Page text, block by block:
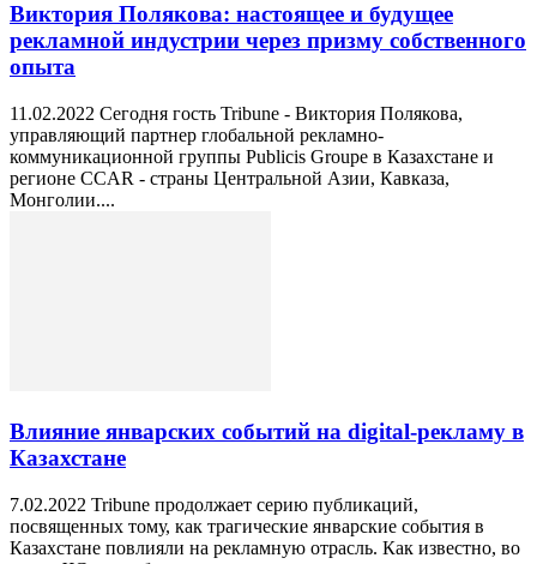
Виктория Полякова: настоящее и будущее
рекламной индустрии через призму собственного
опыта
11.02.2022 Сегодня гость Tribune - Виктория Полякова,
управляющий партнер глобальной рекламно-
коммуникационной группы Publicis Groupe в Казахстане и
регионе CCAR - страны Центральной Азии, Кавказа,
Монголии....
Влияние январских событий на digital-рекламу в
Казахстане
7.02.2022 Tribune продолжает серию публикаций,
посвященных тому, как трагические январские события в
Казахстане повлияли на рекламную отрасль. Как известно, во